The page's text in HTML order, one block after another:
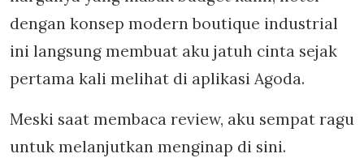
dengan konsep modern boutique industrial
ini langsung membuat aku jatuh cinta sejak
pertama kali melihat di aplikasi Agoda.
Meski saat membaca review, aku sempat ragu
untuk melanjutkan menginap di sini.